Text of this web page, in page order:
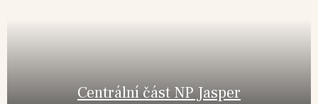
Centrální část NP Jasper